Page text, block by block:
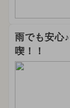
雨でも安心
喫！！